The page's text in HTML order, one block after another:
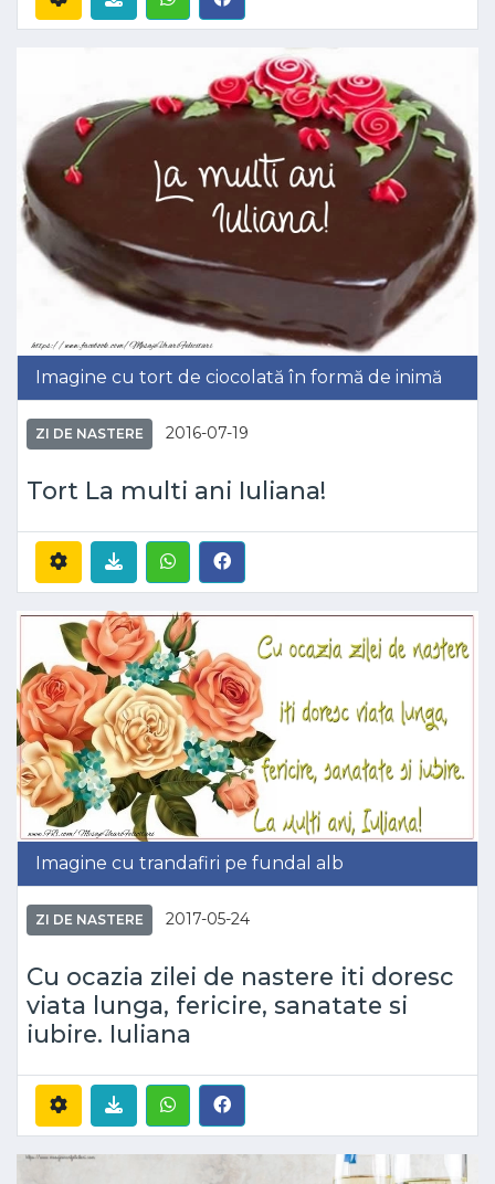
Imagine cu tort de ciocolată în formă de inimă
ZI DE NASTERE 2016-07-19
Tort La multi ani Iuliana!
Imagine cu trandafiri pe fundal alb
ZI DE NASTERE 2017-05-24
Cu ocazia zilei de nastere iti doresc
viata lunga, fericire, sanatate si
iubire. Iuliana